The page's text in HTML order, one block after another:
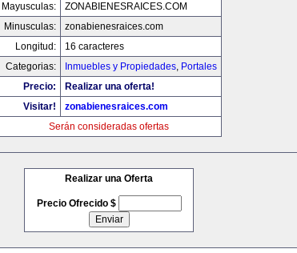
Mayusculas:
ZONABIENESRAICES.COM
Minusculas:
zonabienesraices.com
Longitud:
16 caracteres
Categorias:
Inmuebles y Propiedades, Portales
Precio:
Realizar una oferta!
Visitar!
zonabienesraices.com
Serán consideradas ofertas
Realizar una Oferta
Precio Ofrecido $